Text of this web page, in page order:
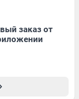
заказ от